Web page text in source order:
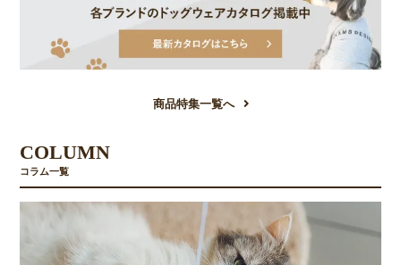
商品特集一覧へ
COLUMN
コラム一覧